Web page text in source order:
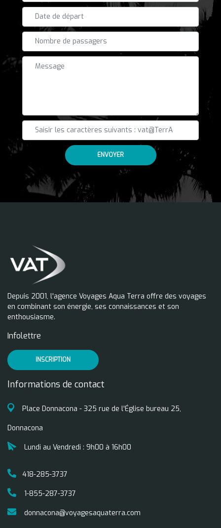
ENVOYER
Depuis 2001, l'agence Voyages Aqua Terra offre des voyages
en combinant son énergie, ses connaissances et son
enthousiasme.
Informations de contact
Place Donnacona - 325 rue de l'Église bureau 25,
Donnacona
Lundi au Vendredi : 9h00 à 16h00
418-285-3737
1-855-287-3737
donnacona@voyagesaquaterra.com
Infolettre
INSCRIPTION